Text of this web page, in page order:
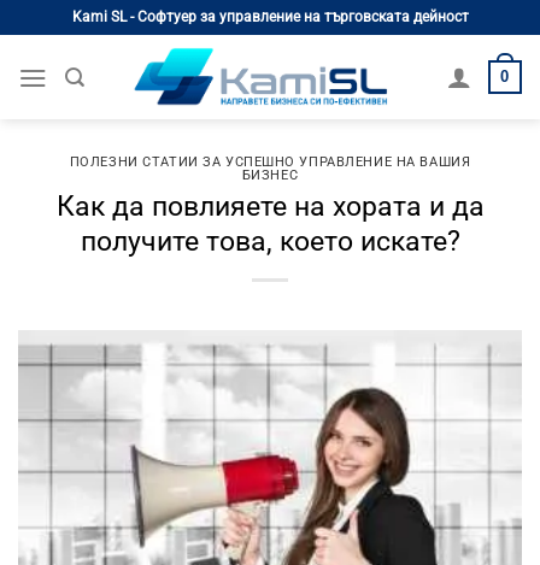
content
Kami SL - Софтуер за управление на търговската дейност
0
ПОЛЕЗНИ СТАТИИ ЗА УСПЕШНО УПРАВЛЕНИЕ НА ВАШИЯ
БИЗНЕС
Как да повлияете на хората и да
получите това, което искате?